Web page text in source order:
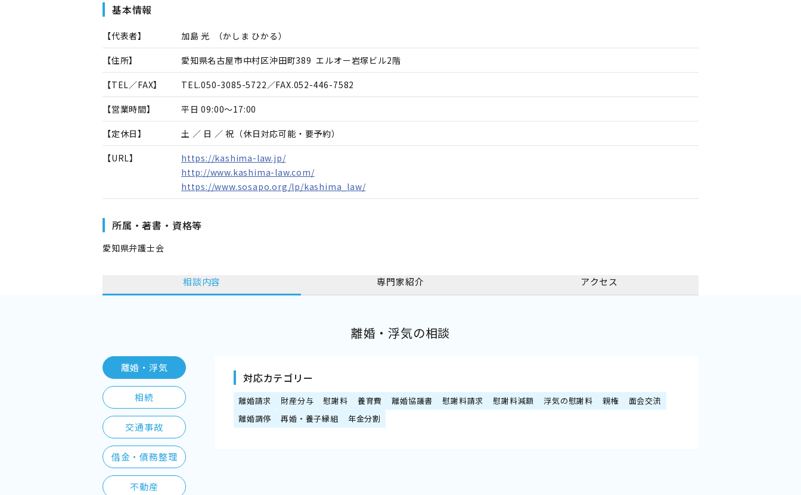
基本情報
【代表者】 加島 光 （かしま ひかる）
【住所】 愛知県名古屋市中村区沖田町389 エルオー岩塚ビル2階
【TEL／FAX】 TEL.050-3085-5722 ／FAX.052-446-7582
【営業時間】 平日 09:00～17:00
【定休日】 土 ／ 日 ／ 祝（休日対応可能・要予約）
【URL】
https://kashima-law.jp/
http://www.kashima-law.com/
https://www.sosapo.org/lp/kashima_law/
所属・著書・資格等
愛知県弁護士会
相談内容 専門家紹介 アクセス
離婚・浮気の相談
離婚・浮気
相続
交通事故
借金・債務整理
不動産
対応カテゴリー
離婚請求 財産分与 慰謝料 養育費 離婚協議書 慰謝料請求 慰謝料減額 浮気の慰謝料 親権
面会交流
離婚調停
再婚・養子縁組 年金分割